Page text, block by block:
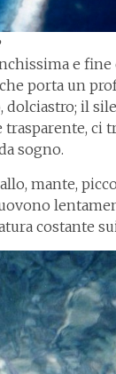
e
porta un
dolciastro; il
trasparente, ci
sogno.
mante,
costante